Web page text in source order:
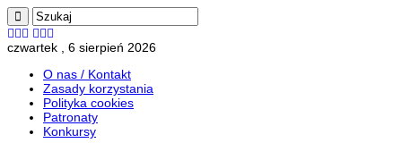
czwartek , 6 sierpień 2026
O nas / Kontakt
Zasady korzystania
Polityka cookies
Patronaty
Konkursy